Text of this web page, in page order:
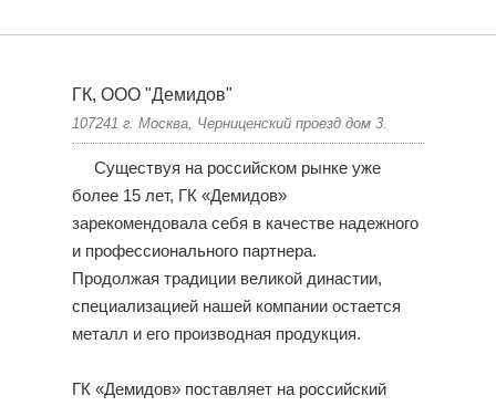
ГК, ООО "Демидов"
107241 г. Москва, Черниценский проезд дом 3.
Существуя на российском рынке уже
более 15 лет, ГК «Демидов»
зарекомендовала себя в качестве надежного
и профессионального партнера.
Продолжая традиции великой династии,
специализацией нашей компании остается
металл и его производная продукция.
ГК «Демидов» поставляет на российский